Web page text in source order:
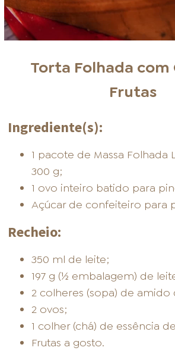
Torta Folhada com
Frutas
Ingrediente(s):
1 pacote de Massa Folhada
300 g;
1 ovo inteiro batido para
Açúcar de confeiteiro para
Recheio:
350 ml de leite;
197 g (½ embalagem) de
2 colheres (sopa) de amido
2 ovos;
1 colher (chá) de essência
Frutas a gosto.